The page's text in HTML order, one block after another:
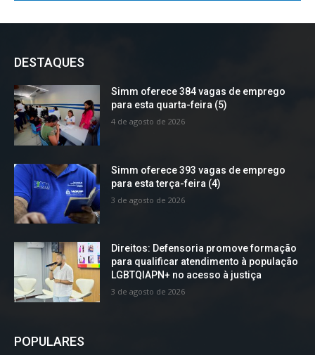
DESTAQUES
Simm oferece 384 vagas de emprego
para esta quarta-feira (5)
4 de agosto de 2026
Simm oferece 393 vagas de emprego
para esta terça-feira (4)
3 de agosto de 2026
Direitos: Defensoria promove formação
para qualificar atendimento à população
LGBTQIAPN+ no acesso à justiça
3 de agosto de 2026
POPULARES